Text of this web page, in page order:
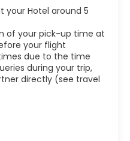
your Hotel around 5
of your pick-up time at
your flight
due to the time
during your trip,
directly (see travel